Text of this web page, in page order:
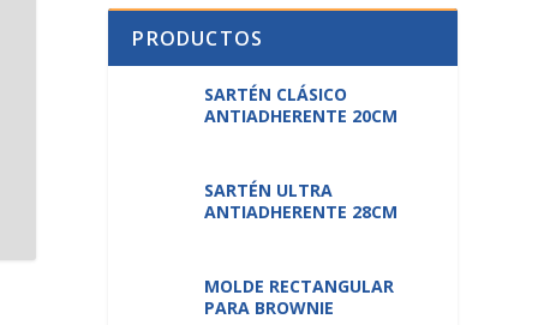
PRODUCTOS
SARTÉN CLÁSICO
ANTIADHERENTE 20CM
SARTÉN ULTRA
ANTIADHERENTE 28CM
MOLDE RECTANGULAR
PARA BROWNIE